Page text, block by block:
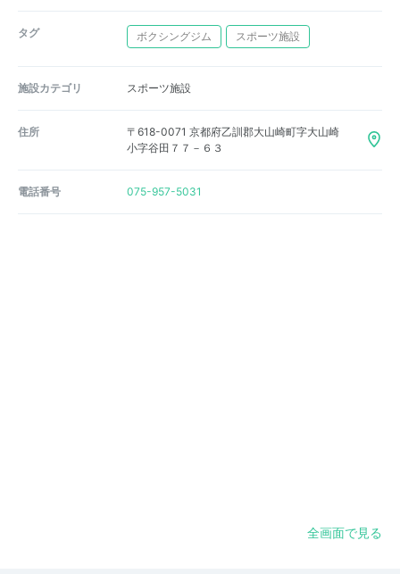
タグ ボクシングジム スポーツ施設
施設カテゴリ スポーツ施設
住所
〒618-0071 京都府乙訓郡大山崎町字大山崎
小字谷田７７－６３
電話番号 075-957-5031
全画面で見る